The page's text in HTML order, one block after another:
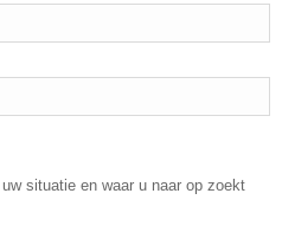
situatie en waar u naar op zoekt